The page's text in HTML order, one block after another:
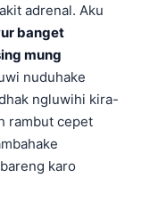
adrenal. Aku
banget
mung
nuduhake
ngluwihi kira-
rambut cepet
karo